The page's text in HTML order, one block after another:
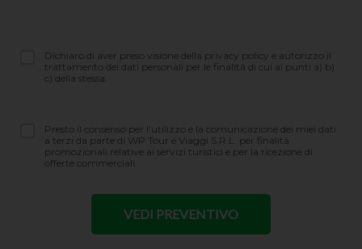
Dichiaro di aver preso visione della privacy policy e autorizzo il
trattamento dei dati personali per le finalità di cui ai punti a) b)
c) della stessa.
Presto il consenso per l’utilizzo e la comunicazione dei miei dati
a terzi da parte di WP Tour e Viaggi S.R.L. per finalità
promozionali relative ai servizi turistici e per la ricezione di
offerte commerciali.